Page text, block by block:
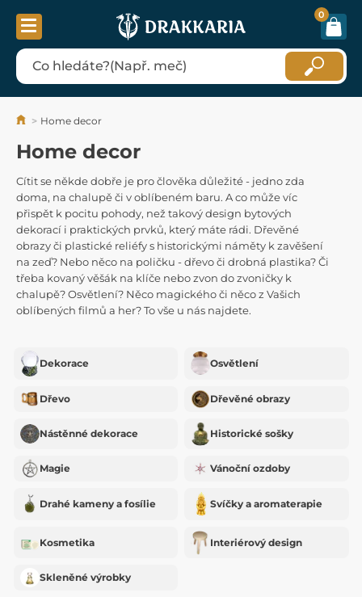
0
Home decor
Home decor
Cítit se někde dobře je pro člověka důležité - jedno zda
doma, na chalupě či v oblíbeném baru. A co může víc
přispět k pocitu pohody, než takový design bytových
dekorací i praktických prvků, který máte rádi. Dřevěné
obrazy či plastické reliéfy s historickými náměty k zavěšení
na zeď? Nebo něco na poličku - dřevo či drobná plastika? Či
třeba kovaný věšák na klíče nebo zvon do zvoničky k
chalupě? Osvětlení? Něco magického či něco z Vašich
oblíbených filmů a her? To vše u nás najdete.
Dekorace Osvětlení
Dřevo Dřevěné obrazy
Nástěnné dekorace Historické sošky
Magie Vánoční ozdoby
Drahé kameny a fosílie Svíčky a aromaterapie
Kosmetika Interiérový design
Skleněné výrobky